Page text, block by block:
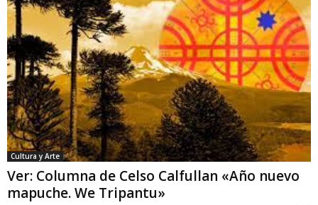
Cultura y Arte
Ver: Columna de Celso Calfullan «Año nuevo
mapuche. We Tripantu»